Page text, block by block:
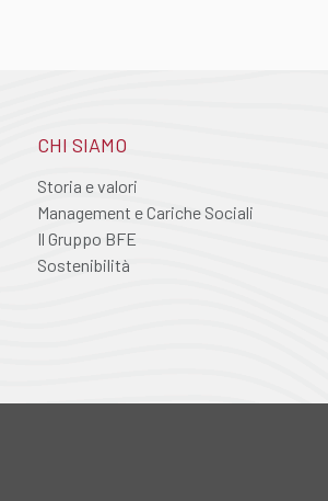
CHI SIAMO
Storia e valori
Management e Cariche Sociali
Il Gruppo BFE
Sostenibilità